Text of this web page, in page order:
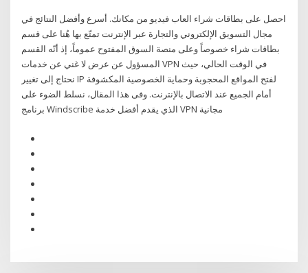
احصل على بطاقات شراء العاب فيديو من مكانك. أسرع وأفضل النتائج في
مجال التسويق الإلكتروني والتجارة عبر الإنترنت تمتّع بها هُنا على قسم
بطاقات شراء خصوصاً وعلى منصة السوق المفتوح عموماً، إذ أنّه القسم
المسؤول عن عرض لا غني عن خدمات VPN في الوقت الحالي، حيث
نحتاج إلى تغيير IP لفتح المواقع المحجوبة وحماية الخصوصية المكشوفة
أمام الجميع عند الاتصال بالإنترنت. وفى هذا المقال، نسلط الضوء على
برنامج Windscribe الذي يقدم أفضل خدمة VPN مجانية